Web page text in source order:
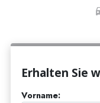
Erhalten Sie
Vorname: